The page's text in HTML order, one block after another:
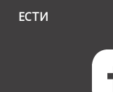
ЕСТИ